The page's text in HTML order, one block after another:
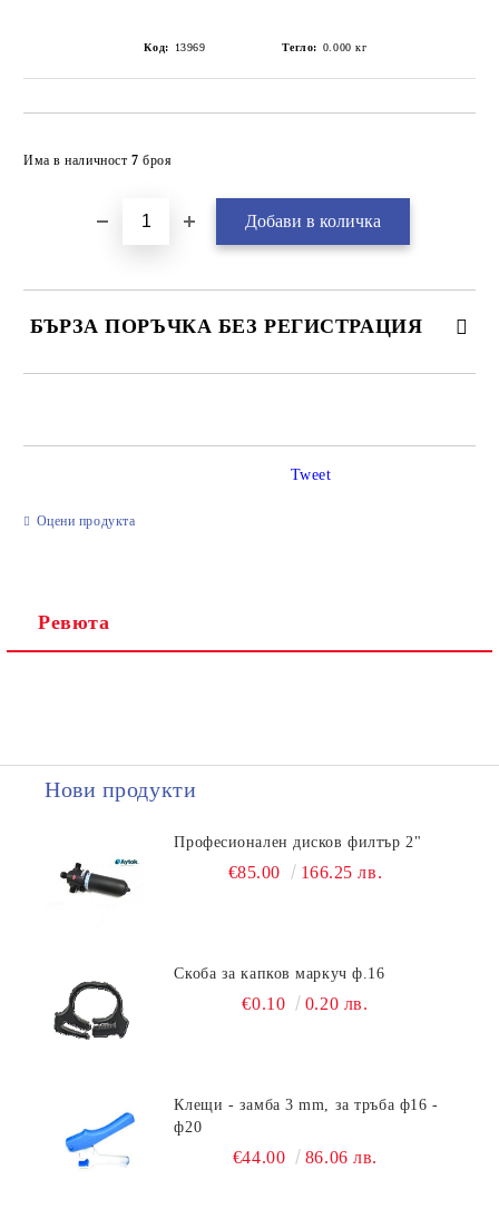
Код: 13969 Тегло: 0.000 кг
Има в наличност 7 броя
БЪРЗА ПОРЪЧКА БЕЗ РЕГИСТРАЦИЯ
Оцени продукта
Tweet
Ревюта
Нови продукти
Професионален дисков филтър 2"
€85.00 166.25 лв.
Скоба за капков маркуч ф.16
€0.10 0.20 лв.
Клещи - замба 3 mm, за тръба ф16 -
ф20
€44.00 86.06 лв.